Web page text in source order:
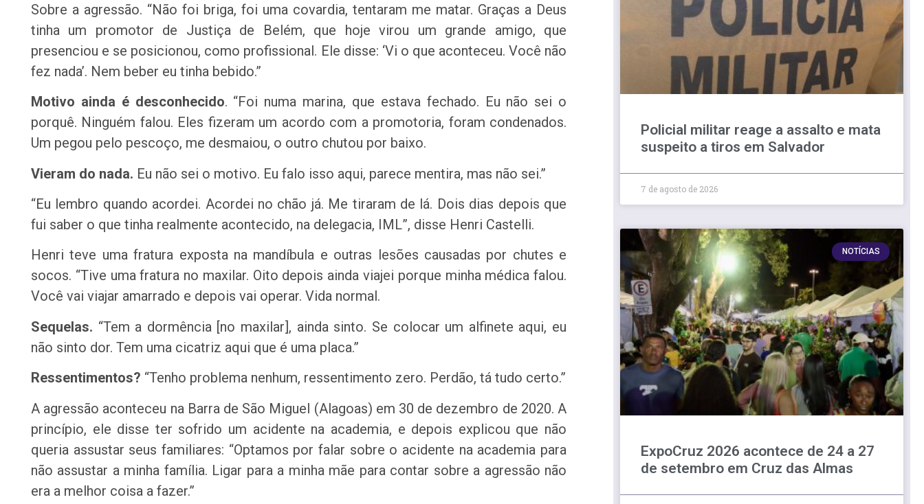
Sobre a agressão. “Não foi briga, foi uma covardia, tentaram me matar. Graças a Deus
tinha um promotor de Justiça de Belém, que hoje virou um grande amigo, que
presenciou e se posicionou, como profissional. Ele disse: ‘Vi o que aconteceu. Você não
fez nada’. Nem beber eu tinha bebido.”
Motivo ainda é desconhecido. “Foi numa marina, que estava fechado. Eu não sei o
porquê. Ninguém falou. Eles fizeram um acordo com a promotoria, foram condenados.
Um pegou pelo pescoço, me desmaiou, o outro chutou por baixo.
Vieram do nada. Eu não sei o motivo. Eu falo isso aqui, parece mentira, mas não sei.”
“Eu lembro quando acordei. Acordei no chão já. Me tiraram de lá. Dois dias depois que
fui saber o que tinha realmente acontecido, na delegacia, IML”, disse Henri Castelli.
Henri teve uma fratura exposta na mandíbula e outras lesões causadas por chutes e
socos. “Tive uma fratura no maxilar. Oito depois ainda viajei porque minha médica falou.
Você vai viajar amarrado e depois vai operar. Vida normal.
Sequelas. “Tem a dormência [no maxilar], ainda sinto. Se colocar um alfinete aqui, eu
não sinto dor. Tem uma cicatriz aqui que é uma placa.”
Ressentimentos? “Tenho problema nenhum, ressentimento zero. Perdão, tá tudo certo.”
A agressão aconteceu na Barra de São Miguel (Alagoas) em 30 de dezembro de 2020. A
princípio, ele disse ter sofrido um acidente na academia, e depois explicou que não
queria assustar seus familiares: “Optamos por falar sobre o acidente na academia para
não assustar a minha família. Ligar para a minha mãe para contar sobre a agressão não
era a melhor coisa a fazer.”
Policial militar reage a assalto e mata
suspeito a tiros em Salvador
7 de agosto de 2026
NOTÍCIAS
ExpoCruz 2026 acontece de 24 a 27
de setembro em Cruz das Almas